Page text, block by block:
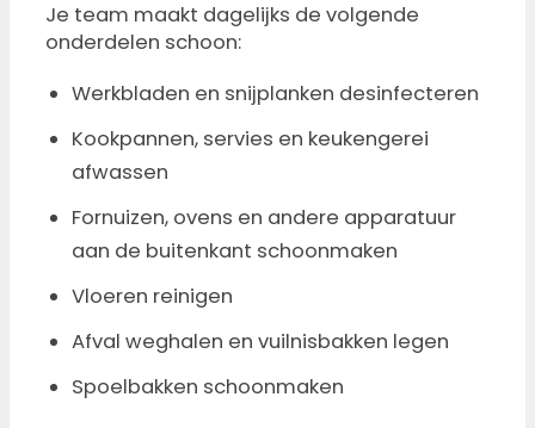
Je team maakt dagelijks de volgende
onderdelen schoon:
Werkbladen en snijplanken desinfecteren
Kookpannen, servies en keukengerei
afwassen
Fornuizen, ovens en andere apparatuur
aan de buitenkant schoonmaken
Vloeren reinigen
Afval weghalen en vuilnisbakken legen
Spoelbakken schoonmaken